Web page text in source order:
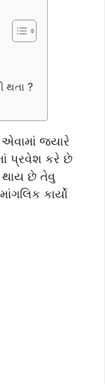
થતા ?
જ્યારે
પ્રવેશ કરે છે
છે તેવુ
કાર્યો